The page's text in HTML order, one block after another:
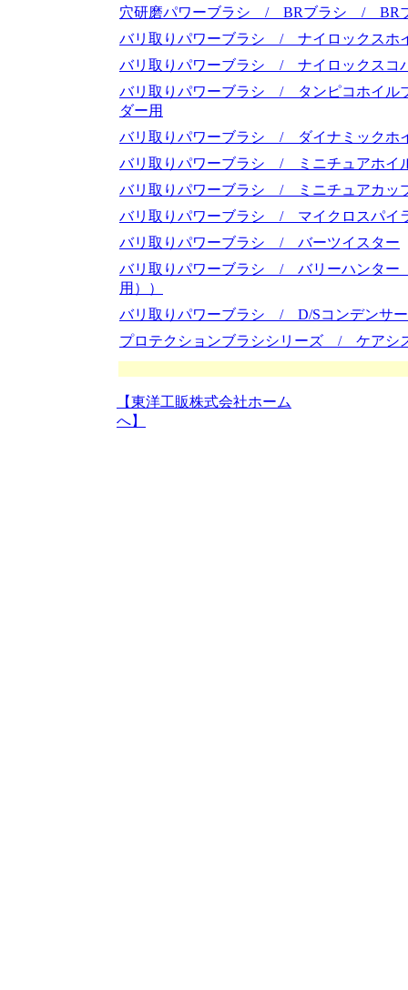
穴研磨パワーブラシ / BRブラシ / BRブ
バリ取りパワーブラシ / ナイロックスホ
バリ取りパワーブラシ / ナイロックスコ
バリ取りパワーブラシ / タンピコホイ
ダー用
バリ取りパワーブラシ / ダイナミックホ
バリ取りパワーブラシ / ミニチュアホイ
バリ取りパワーブラシ / ミニチュアカ
バリ取りパワーブラシ / マイクロスパイ
バリ取りパワーブラシ / バーツイスター
バリ取りパワーブラシ / バリーハンター
用））
バリ取りパワーブラシ / D/Sコンデンサ
プロテクションブラシシリーズ / ケア
【東洋工販株式会社ホーム
へ】